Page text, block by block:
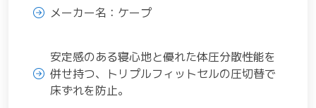
メーカー名：ケープ
安定感のある寝心地と優れた体圧分散性能を
併せ持つ、トリプルフィットセルの圧切替で
床ずれを防止。